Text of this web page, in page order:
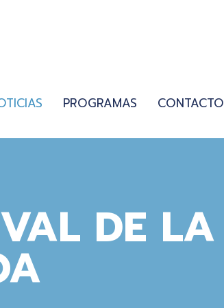
PROGRAMAS CONTACTO
DE LA